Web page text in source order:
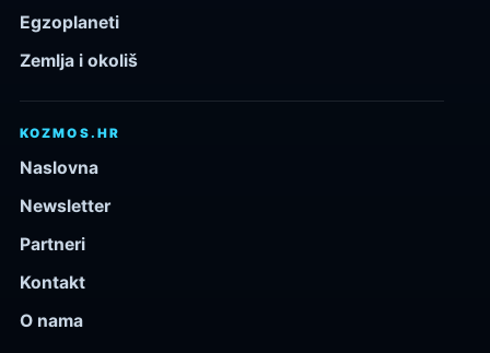
Egzoplaneti
Zemlja i okoliš
KOZMOS.HR
Naslovna
Newsletter
Partneri
Kontakt
O nama